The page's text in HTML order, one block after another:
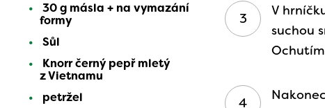
30 g másla + na vymazání
formy
Sůl
Knorr černý pepř mletý
z Vietnamu
petržel
V
suchou